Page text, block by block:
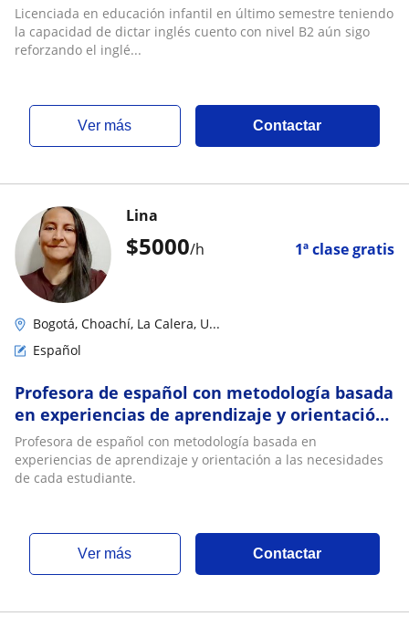
Licenciada en educación infantil en último semestre teniendo
la capacidad de dictar inglés cuento con nivel B2 aún sigo
reforzando el inglé...
ver más Contactar
$5000/h 1ª clase gratis
Lina
Bogotá, Choachí, La Calera, U...
Español
Profesora de español con metodología basada
en experiencias de aprendizaje y orientación
a las necesidades de cada estudiante
Profesora de español con metodología basada en
experiencias de aprendizaje y orientación a las necesidades
de cada estudiante.
ver más Contactar